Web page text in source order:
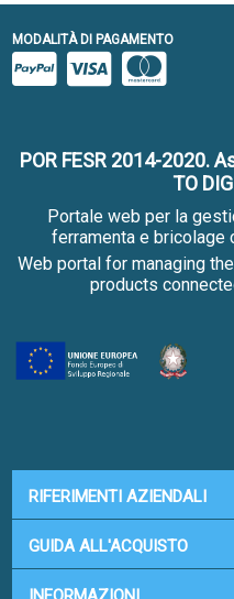
MODALITÀ DI PAGAMENTO
POR FESR 2014-2020.
TO
Portale web per la
ferramenta e bricolage
Web portal for managing
products
RIFERIMENTI AZIENDALI
GUIDA ALL'ACQUISTO